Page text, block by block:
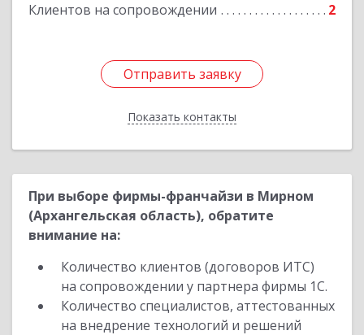
Клиентов на сопровождении 2
Отправить заявку
Показать контакты
Подробнее
Отправить заявку
Назад
При выборе фирмы-франчайзи в Мирном
(Архангельская область), обратите
внимание на:
Количество клиентов (договоров ИТС)
на сопровождении у партнера фирмы 1С.
Количество специалистов, аттестованных
на внедрение технологий и решений